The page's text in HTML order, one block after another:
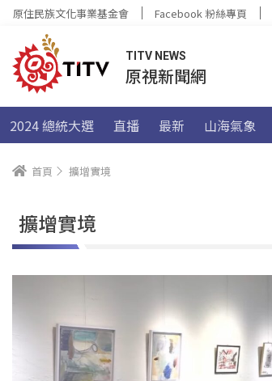
原住民族文化事業基金會 Facebook 粉絲專頁
TITV NEWS
原視新聞網
2024 總統大選 直播 最新 山海氣象
首頁 擴增實境
擴增實境